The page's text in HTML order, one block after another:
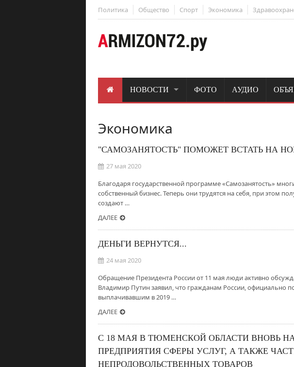
Политика Общество Спорт Экономика
НОВОСТИ ФОТО АУДИО
Экономика
"САМОЗАНЯТОСТЬ" ПОМОЖЕТ ВСТАТЬ НА
27 мая 2020
Благодаря государственной программе «Самозанятость»
собственный бизнес. Теперь они трудятся на себя, при этом
создают …
ДАЛЕЕ
ДЕНЬГИ ВЕРНУТСЯ...
24 мая 2020
Обращение Президента России от 11 мая люди активно
Владимир Путин заявил, что гражданам России, официально
выплачивавшим в 2019 …
ДАЛЕЕ
С 18 МАЯ В ТЮМЕНСКОЙ ОБЛАСТИ ВНОВЬ
ПРЕДПРИЯТИЯ СФЕРЫ УСЛУГ, А ТАКЖЕ
НЕПРОДОВОЛЬСТВЕННЫХ ТОВАРОВ